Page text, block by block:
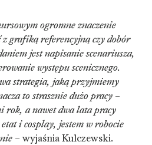
ogromne znaczenie
z grafiką referencyjną czy dobór
jest napisanie scenariusza,
występu scenicznego.
strategia, jaką przyjmiemy
to strasznie dużo pracy –
rok, a nawet dwa lata pracy
i cosplay, jestem w robocie
– wyjaśnia Kulczewski.